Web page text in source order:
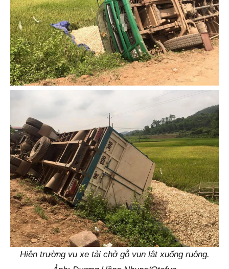
Hiện trường vụ xe tải chở gỗ vụn lật xuống ruộng.